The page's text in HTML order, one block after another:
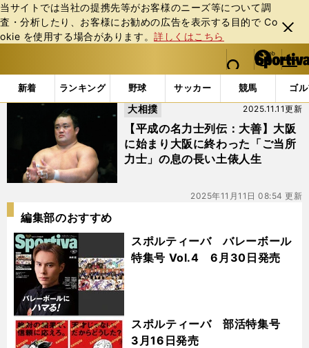
当サイトでは当社の提携先等がお客様のニーズ等について調
査・分析したり、お客様にお勧めの広告を表⽰する⽬的で Co
okie を使⽤する場合があります。詳しくはこちら
閉じ
る
web Sportiva (webスポルティーバ)
検索
マイペ
ー
ジ
メニュ
新着 ランキング 野球 サッカー 競馬 ゴ
b
ス
バ
「#二所ノ関部屋」の最新ニュース・ 情報
【平成の名力士列伝：大善】大阪
に始まり大阪に終わった「ご当所
力士」の息の長い土俵人生
2025.11.11更新
大相撲
2025年11月11日 08:54 更新
編集部のおすすめ
スポルティーバ バレーボール
特集号 Vol.4 6月30日発売
スポルティーバ 部活特集号
3月16日発売